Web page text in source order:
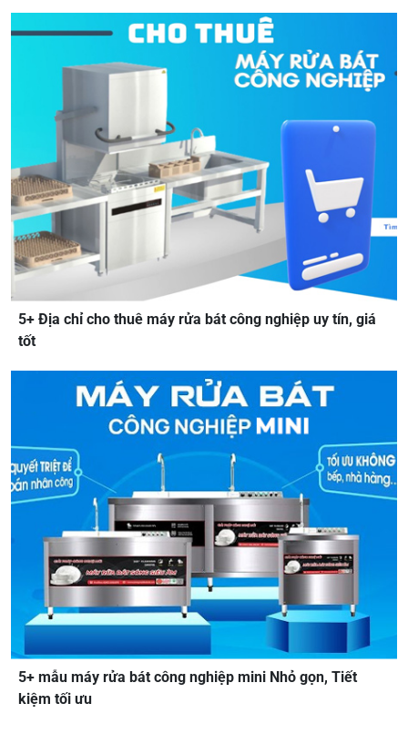
5+ Địa chỉ cho thuê máy rửa bát công nghiệp uy tín, giá
tốt
5+ mẫu máy rửa bát công nghiệp mini Nhỏ gọn, Tiết
kiệm tối ưu